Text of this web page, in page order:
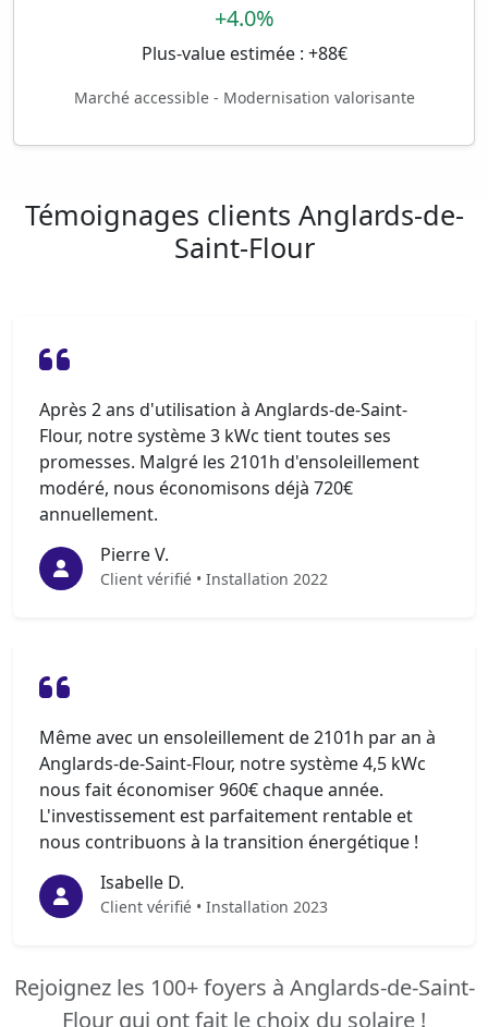
+4.0%
Plus-value estimée : +88€
Marché accessible - Modernisation valorisante
Témoignages clients Anglards-de-
Saint-Flour
Après 2 ans d'utilisation à Anglards-de-Saint-
Flour, notre système 3 kWc tient toutes ses
promesses. Malgré les 2101h d'ensoleillement
modéré, nous économisons déjà 720€
annuellement.
Pierre V.
Client vérifié • Installation 2022
Même avec un ensoleillement de 2101h par an à
Anglards-de-Saint-Flour, notre système 4,5 kWc
nous fait économiser 960€ chaque année.
L'investissement est parfaitement rentable et
nous contribuons à la transition énergétique !
Isabelle D.
Client vérifié • Installation 2023
Rejoignez les 100+ foyers à Anglards-de-Saint-
Flour qui ont fait le choix du solaire !